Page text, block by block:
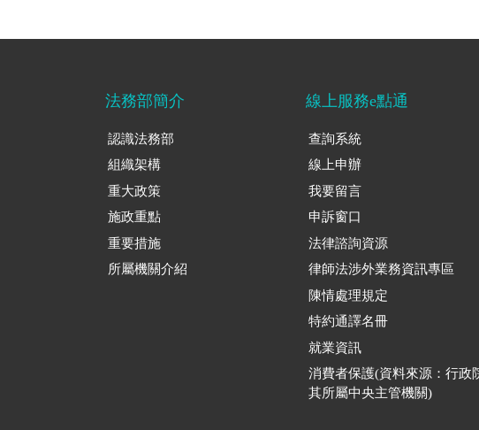
法務部簡介
認識法務部
組織架構
重大政策
施政重點
重要措施
所屬機關介紹
線上服務e點通
查詢系統
線上申辦
我要留言
申訴窗口
法律諮詢資源
律師法涉外業務資訊專區
陳情處理規定
特約通譯名冊
就業資訊
消費者保護(資料來源：行政
其所屬中央主管機關)